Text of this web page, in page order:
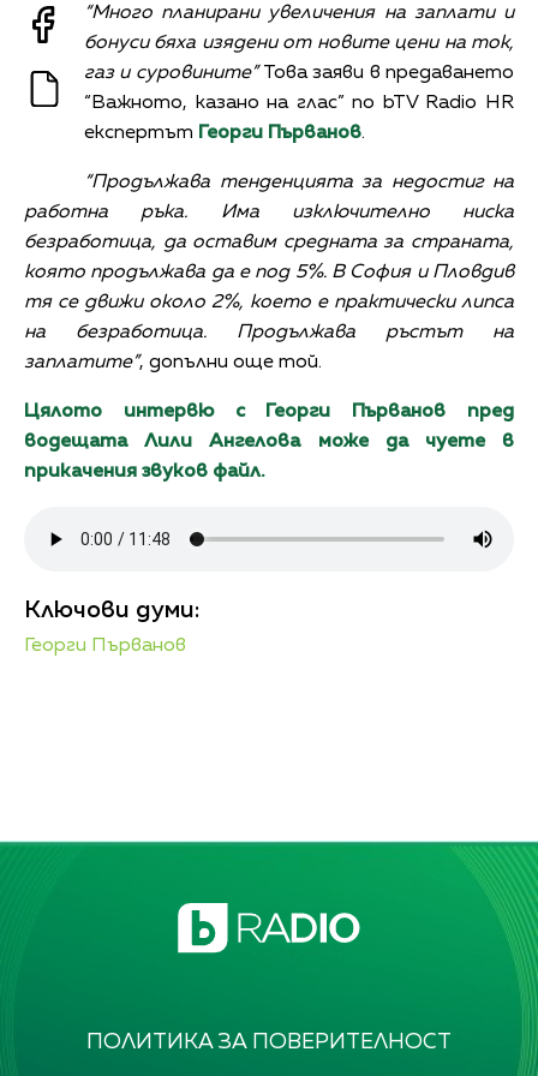
“Много планирани увеличения на заплати и
бонуси бяха изядени от новите цени на ток,
газ и суровините”Това заяви в предаването
“Важното, казано на глас” по bTV Radio HR
експертът Георги Първанов.
“Продължава тенденцията за недостиг на
работна ръка. Има изключително ниска
безработица, да оставим средната за страната,
която продължава да е под 5%. В София и Пловдив
тя се движи около 2%, което е практически липса
на безработица. Продължава ръстът на
заплатите”, допълни още той.
Цялото интервю с Георги Първанов пред
водещата Лили Ангелова може да чуете в
прикачения звуков файл.
Ключови думи:
Георги Първанов
ПОЛИТИКА ЗА ПОВЕРИТЕЛНОСТ